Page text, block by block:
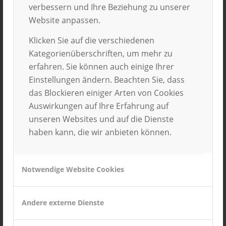
verbessern und Ihre Beziehung zu unserer
Website anpassen.
Klicken Sie auf die verschiedenen
Kategorienüberschriften, um mehr zu
erfahren. Sie können auch einige Ihrer
Einstellungen ändern. Beachten Sie, dass
das Blockieren einiger Arten von Cookies
Auswirkungen auf Ihre Erfahrung auf
unseren Websites und auf die Dienste
haben kann, die wir anbieten können.
Notwendige Website Cookies
Andere externe Dienste
Außerdem werden die Praktikanten bereits im
Vorfeld bei der Vorbereitung des
Auslandsaufenthaltes unterstützt. An dem
ERASMUS-Programm nehmen zur Zeit 31 Länder
teil. Dies sind alle EU Mitgliedsstaaten, die Türkei,
Island, Norwegen und
Liechtenstein. Pro Jahr gibt es sechs
Bewerbungstermine. An den deutschen
Hochschulen
arbeiten ERASMUS Koordinatoren, bei denen man
Robert Bosch Stiftung